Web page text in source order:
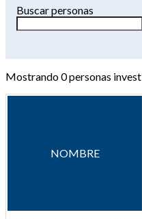
Buscar personas
Mostrando0personas
NOMBRE